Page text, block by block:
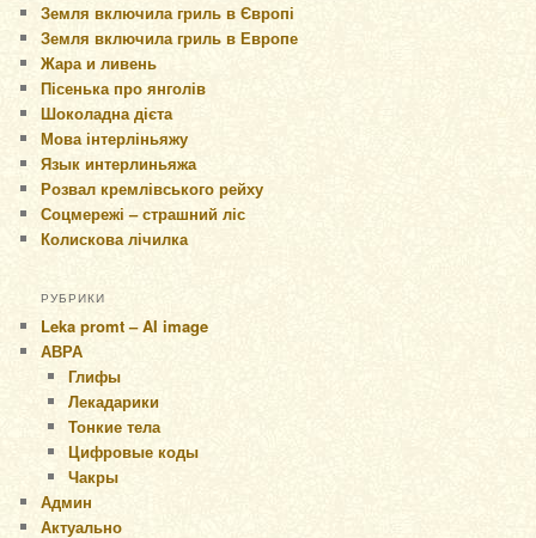
Земля включила гриль в Європі
Земля включила гриль в Европе
Жара и ливень
Пісенька про янголів
Шоколадна дієта
Мова інтерліньяжу
Язык интерлиньяжа
Розвал кремлівського рейху
Соцмережі – страшний ліс
Колискова лічилка
РУБРИКИ
Leka promt – AI image
АВРА
Глифы
Лекадарики
Тонкие тела
Цифровые коды
Чакры
Админ
Актуально